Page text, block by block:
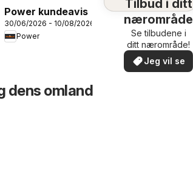
Power kundeavis
30/06/2026 - 10/08/2026
Power
Tilbud i ditt
nærområde
Se tilbudene i
ditt nærområde!
Jeg vil se
dens omland